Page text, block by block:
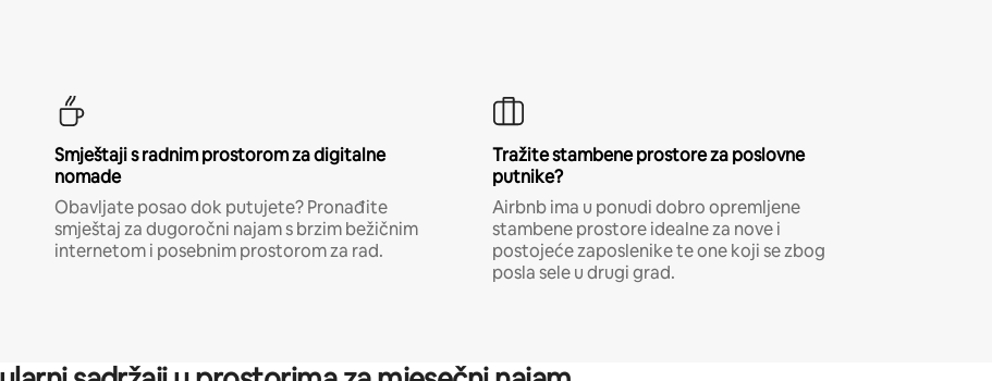
Smještaji s radnim prostorom za digitalne
nomade
Obavljate posao dok putujete? Pronađite
smještaj za dugoročni najam s brzim bežičnim
internetom i posebnim prostorom za rad.
Tražite stambene prostore za poslovne
putnike?
Airbnb ima u ponudi dobro opremljene
stambene prostore idealne za nove i
postojeće zaposlenike te one koji se zbog
posla sele u drugi grad.